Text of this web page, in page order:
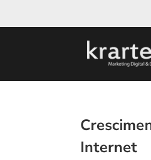
Internet